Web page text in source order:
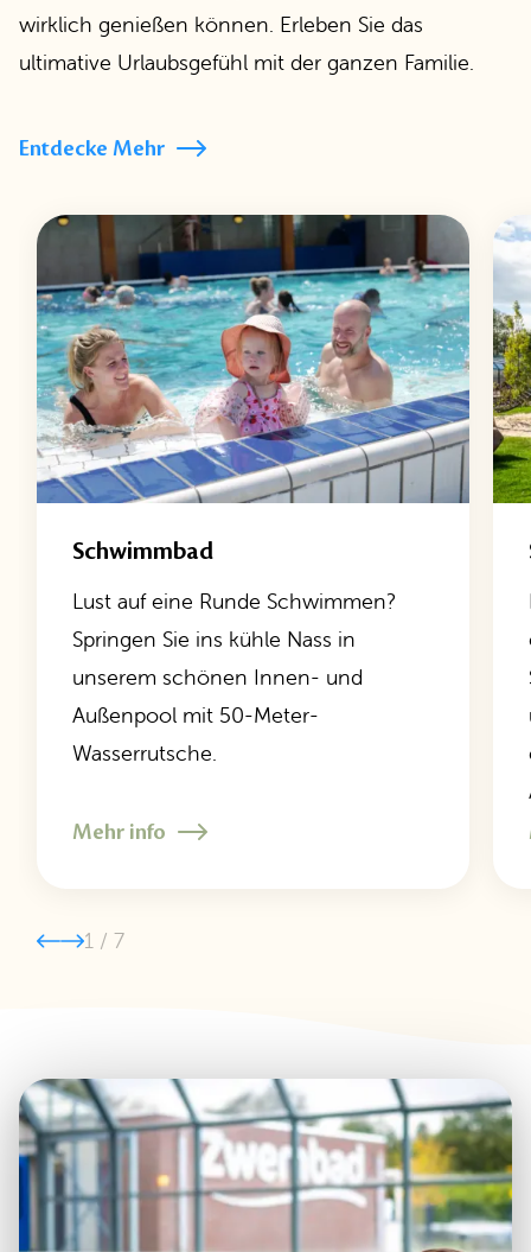
wirklich genießen können. Erleben Sie das
ultimative Urlaubsgefühl mit der ganzen Familie.
Entdecke Mehr
Schwimmbad
Lust auf eine Runde Schwimmen?
Springen Sie ins kühle Nass in
unserem schönen Innen- und
Außenpool mit 50-Meter-
Wasserrutsche.
Mehr info
1 / 7